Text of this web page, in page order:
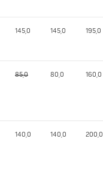
145,0 145,0 195,0
85,0 80,0 160,0
140,0 140,0 200,0